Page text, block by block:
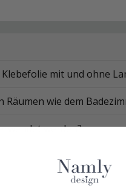
mit und ohne
wie dem
werden?